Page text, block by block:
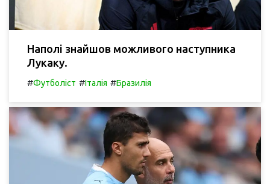
Наполі знайшов можливого наступника
Лукаку.
#Футболіст #Італія #Бразилія